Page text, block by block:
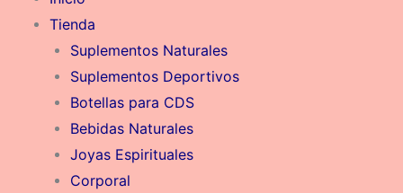
Tienda
Suplementos Naturales
Suplementos Deportivos
Botellas para CDS
Bebidas Naturales
Joyas Espirituales
Corporal